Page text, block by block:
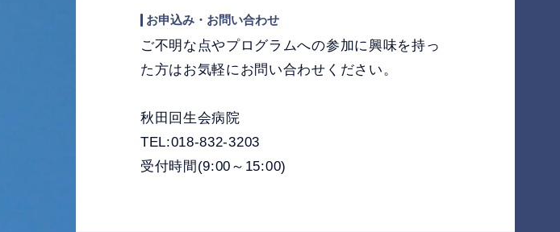
お申込み・お問い合わせ
ご不明な点やプログラムへの参加に興味を持っ
た方はお気軽にお問い合わせください。
秋田回生会病院
TEL:018-832-3203
受付時間(9:00～15:00)